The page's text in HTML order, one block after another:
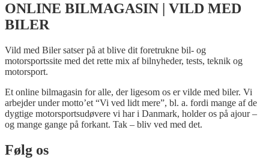
ONLINE BILMAGASIN | VILD MED
BILER
Vild med Biler satser på at blive dit foretrukne bil- og
motorsportssite med det rette mix af bilnyheder, tests, teknik og
motorsport.
Et online bilmagasin for alle, der ligesom os er vilde med biler. Vi
arbejder under motto’et “Vi ved lidt mere”, bl. a. fordi mange af de
dygtige motorsportsudøvere vi har i Danmark, holder os på ajour –
og mange gange på forkant. Tak – bliv ved med det.
Følg os